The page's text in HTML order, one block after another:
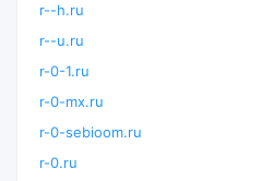
r--h.ru
r--u.ru
r-0-1.ru
r-0-mx.ru
r-0-sebioom.ru
r-0.ru